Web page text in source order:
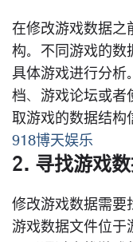
在修改游戏数据之
构。不同游戏的数
具体游戏进行分析
档、游戏论坛或者
取游戏的数据结构
918博天娱乐
2. 寻找游戏
修改游戏数据需要
游戏数据文件位于